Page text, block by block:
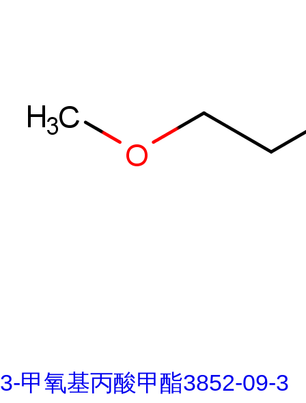
3-甲氧基丙酸甲酯3852-09-3